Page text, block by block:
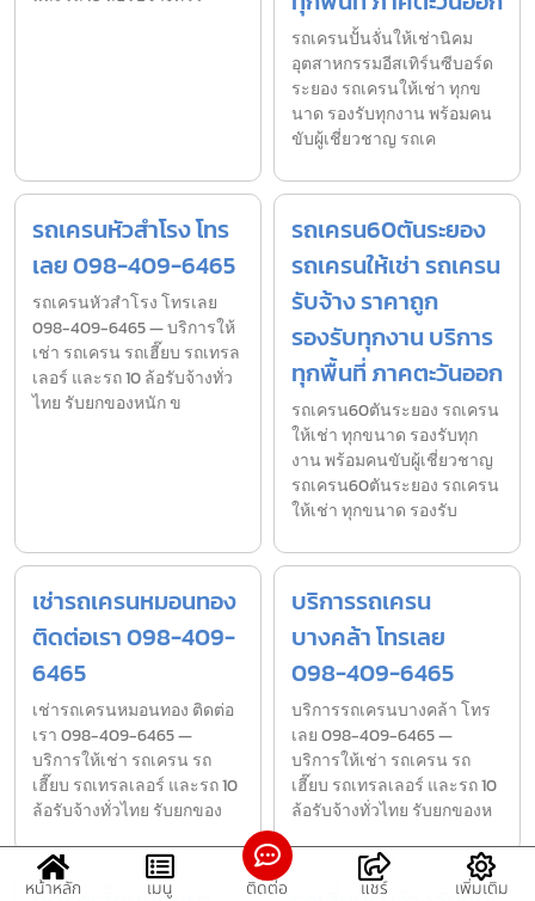
รถเครนปั้นจั่นให้เช่านิคม
อุตสาหกรรมอีสเทิร์นซีบอร์ด
ระยอง รถเครนให้เช่า ทุกข
นาด รองรับทุกงาน พร้อมคน
ขับผู้เชี่ยวชาญ รถเค
รถเครนหัวสำโรง โทร
เลย 098-409-6465
รถเครนหัวสำโรง โทรเลย
098-409-6465 — บริการให้
เช่า รถเครน รถเฮี๊ยบ รถเทรล
เลอร์ และรถ 10 ล้อรับจ้างทั่ว
ไทย รับยกของหนัก ข
รถเครน60ตันระยอง
รถเครนให้เช่า รถเครน
รับจ้าง ราคาถูก
รองรับทุกงาน บริการ
ทุกพื้นที่ ภาคตะวันออก
รถเครน60ตันระยอง รถเครน
ให้เช่า ทุกขนาด รองรับทุก
งาน พร้อมคนขับผู้เชี่ยวชาญ
รถเครน60ตันระยอง รถเครน
ให้เช่า ทุกขนาด รองรับ
เช่ารถเครนหมอนทอง
ติดต่อเรา 098-409-
6465
เช่ารถเครนหมอนทอง ติดต่อ
เรา 098-409-6465 —
บริการให้เช่า รถเครน รถ
เฮี๊ยบ รถเทรลเลอร์ และรถ 10
ล้อรับจ้างทั่วไทย รับยกของ
บริการรถเครน
บางคล้า โทรเลย
098-409-6465
บริการรถเครนบางคล้า โทร
เลย 098-409-6465 —
บริการให้เช่า รถเครน รถ
เฮี๊ยบ รถเทรลเลอร์ และรถ 10
ล้อรับจ้างทั่วไทย รับยกของห
หน้าหลัก เมนู ติดต่อ แชร์ เพิ่มเติม